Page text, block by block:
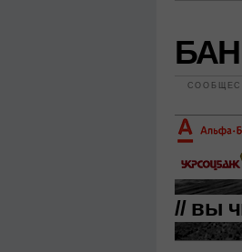
// вы